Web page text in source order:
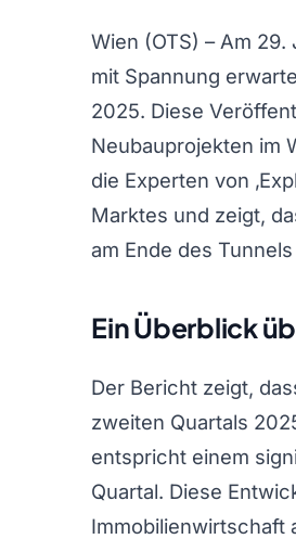
Wien (OTS) – Am
mit Spannung
2025. Diese
Neubauprojekten im
die Experten von
Marktes und zeigt,
am Ende des
Ein Überblick
Der Bericht zeigt,
zweiten Quartals
entspricht einem
Quartal. Diese
Immobilienwirtschaft